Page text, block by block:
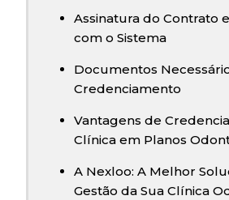
Assinatura do Contrato
com o Sistema
Documentos
Credenciamento
Vantagens de
Clínica em Planos
A Nexloo: A Melhor
Gestão da Sua Clínica